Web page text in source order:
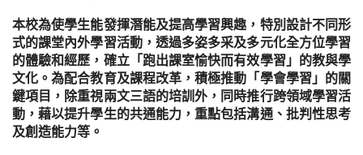
本校為使學生能發揮潛能及提高學習興趣，特別設計不同形
式的課堂內外學習活動，透過多姿多采及多元化全方位學習
的體驗和經歷，確立「跑出課室愉快而有效學習」的教與學
文化。為配合教育及課程改革，積極推動「學會學習」的關
鍵項目，除重視兩文三語的培訓外，同時推行跨領域學習活
動，藉以提升學生的共通能力，重點包括溝通、批判性思考
及創造能力等。